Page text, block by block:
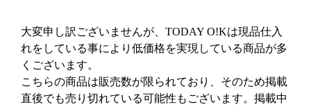
大変申し訳ございませんが、TODAY O!Kは現品仕入
れをしている事により低価格を実現している商品が多
くございます。
こちらの商品は販売数が限られており、そのため掲載
直後でも売り切れている可能性もございます。掲載中